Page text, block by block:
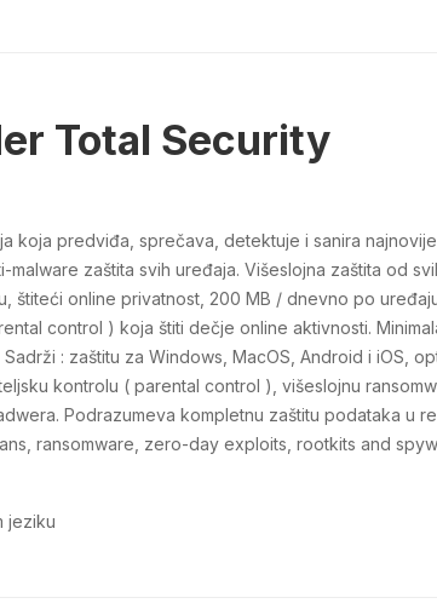
Total Security
koja predviđa, sprečava, detektuje i sanira
malware zaštita svih uređaja. Višeslojna zaštita od
štiteći online privatnost, 200 MB / dnevno po
control ) koja štiti dečje online aktivnosti.
: zaštitu za Windows, MacOS, Android i iOS,
kontrolu ( parental control ), višeslojnu
Podrazumeva kompletnu zaštitu podataka u
ransomware, zero-day exploits, rootkits and
jeziku